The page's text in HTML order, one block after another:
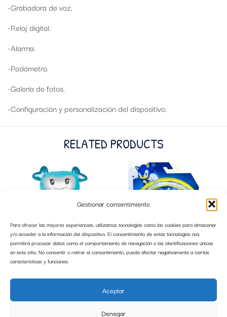
Gestionar consentimiento
Para ofrecer las mejores experiencias, utilizamos tecnologías como las cookies para almacenar
y/o acceder a la información del dispositivo. El consentimiento de estas tecnologías nos
permitirá procesar datos como el comportamiento de navegación o las identificaciones únicas
en este sitio. No consentir o retirar el consentimiento, puede afectar negativamente a ciertas
características y funciones.
Aceptar
Denegar
-Grabadora de voz.
-Reloj digital.
-Alarma.
-Podómetro.
-Galería de fotos.
-Configuración y personalización del dispositivo.
RELATED PRODUCTS